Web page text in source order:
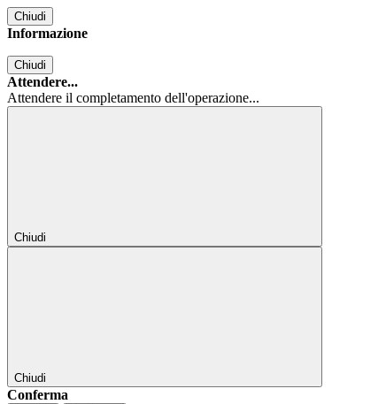
Chiudi
Informazione
Chiudi
Attendere...
Attendere il completamento dell'operazione...
Chiudi
Chiudi
Conferma